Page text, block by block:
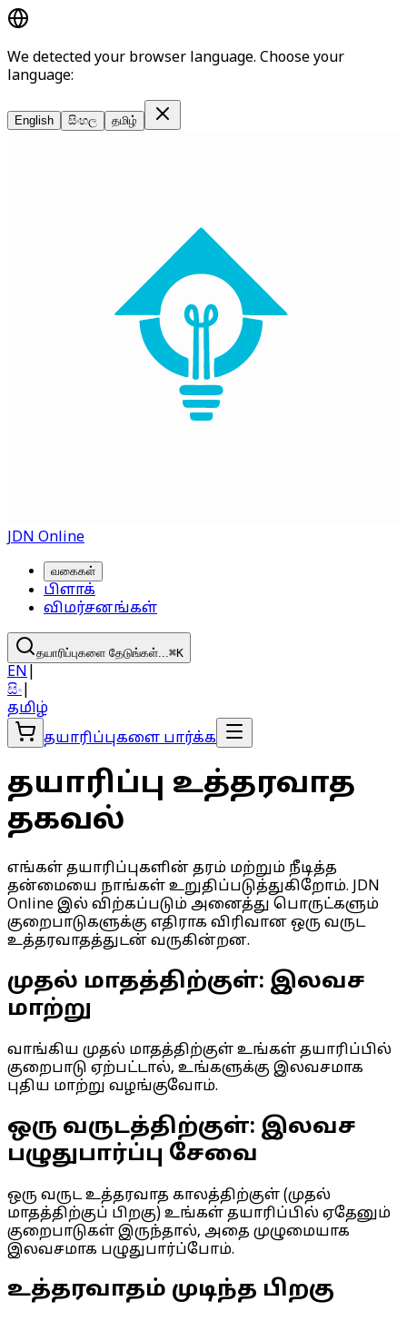
We detected your browser language. Choose your
language:
English සිංහල தமிழ்
JDN Online
வகைகள்
பிளாக்
விமர்சனங்கள்
தயாரிப்புகளை தேடுங்கள்...⌘K
EN
සිං
தமிழ்
தயாரிப்புகளை பார்க்க
தயாரிப்பு உத்தரவாத
தகவல்
எங்கள் தயாரிப்புகளின் தரம் மற்றும் நீடித்த
தன்மையை நாங்கள் உறுதிப்படுத்துகிறோம். JDN
Online இல் விற்கப்படும் அனைத்து பொருட்களும்
குறைபாடுகளுக்கு எதிராக விரிவான ஒரு வருட
உத்தரவாதத்துடன் வருகின்றன.
முதல் மாதத்திற்குள்: இலவச
மாற்று
வாங்கிய முதல் மாதத்திற்குள் உங்கள் தயாரிப்பில்
குறைபாடு ஏற்பட்டால், உங்களுக்கு இலவசமாக
புதிய மாற்று வழங்குவோம்.
ஒரு வருடத்திற்குள்: இலவச
பழுதுபார்ப்பு சேவை
ஒரு வருட உத்தரவாத காலத்திற்குள் (முதல்
மாதத்திற்குப் பிறகு) உங்கள் தயாரிப்பில் ஏதேனும்
குறைபாடுகள் இருந்தால், அதை முழுமையாக
இலவசமாக பழுதுபார்ப்போம்.
உத்தரவாதம் முடிந்த பிறகு